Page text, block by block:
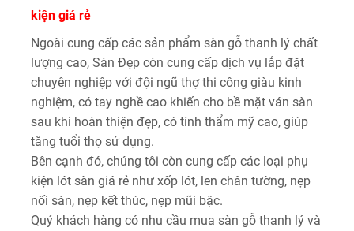
kiện giá rẻ
Ngoài cung cấp các sản phẩm sàn gỗ thanh lý chất
lượng cao, Sàn Đẹp còn cung cấp dịch vụ lắp đặt
chuyên nghiệp với đội ngũ thợ thi công giàu kinh
nghiệm, có tay nghề cao khiến cho bề mặt ván sàn
sau khi hoàn thiện đẹp, có tính thẩm mỹ cao, giúp
tăng tuổi thọ sử dụng.
Bên cạnh đó, chúng tôi còn cung cấp các loại phụ
kiện lót sàn giá rẻ như xốp lót, len chân tường, nẹp
nối sàn, nẹp kết thúc, nẹp mũi bậc.
Quý khách hàng có nhu cầu mua sàn gỗ thanh lý và